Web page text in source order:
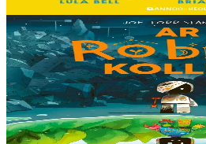
13,00 €
8 vloaz hag ouzhpenn
Timilenn
Ar Robot kollet
E kreiz-kreiz un toull-lastez... ez eus ur
deus ket soñj eus pelec’h eo deuet nag
gouzout a ra n’eo...